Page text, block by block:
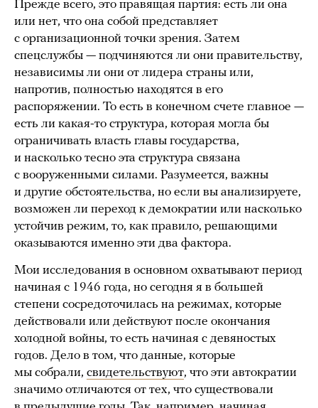
Прежде всего, это правящая партия: есть ли она
или нет, что она собой представляет
с организационной точки зрения. Затем
спецслужбы — подчиняются ли они правительству,
независимы ли они от лидера страны или,
напротив, полностью находятся в его
распоряжении. То есть в конечном счете главное —
есть ли какая-то структура, которая могла бы
ограничивать власть главы государства,
и насколько тесно эта структура связана
с вооруженными силами. Разумеется, важны
и другие обстоятельства, но если вы анализируете,
возможен ли переход к демократии или насколько
устойчив режим, то, как правило, решающими
оказываются именно эти два фактора.
Мои исследования в основном охватывают период
начиная с 1946 года, но сегодня я в большей
степени сосредоточилась на режимах, которые
действовали или действуют после окончания
холодной войны, то есть начиная с девяностых
годов. Дело в том, что данные, которые
мы собрали, свидетельствуют, что эти автократии
значимо отличаются от тех, что существовали